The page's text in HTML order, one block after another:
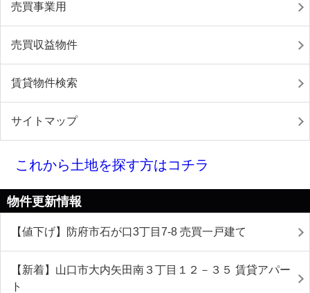
売買事業用
売買収益物件
賃貸物件検索
サイトマップ
これから土地を探す方はコチラ
物件更新情報
【値下げ】防府市石が口3丁目7-8 売買一戸建て
【新着】山口市大内矢田南３丁目１２－３５ 賃貸アパー
ト